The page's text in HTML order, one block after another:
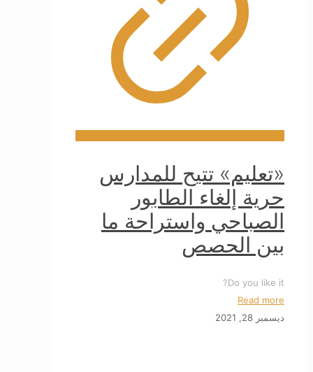
«تعليم» تتيح للمدارس
حرية إلغاء الطابور
الصباحي واستراحة ما
بين الحصص
Do you like it?
Read more
ديسمبر 28, 2021